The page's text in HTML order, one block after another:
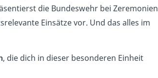
die Bundeswehr bei Zeremonien
Einsätze vor. Und das alles im
, die dich in dieser besonderen Einheit